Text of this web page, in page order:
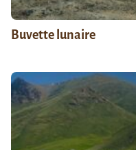
Buvette lunaire